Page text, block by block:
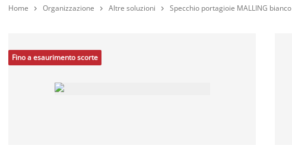
Home  Organizzazione  Altre soluzioni  Specchio portagioie MALLING bianco
Fino a esaurimento scorte